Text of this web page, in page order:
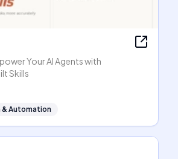
Your AI Agents with
Skills
Automation